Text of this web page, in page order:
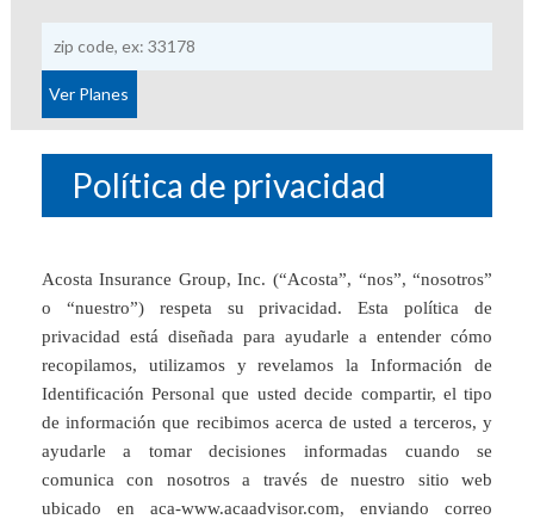
Política de privacidad
Acosta Insurance Group, Inc. (“Acosta”, “nos”, “nosotros”
o “nuestro”) respeta su privacidad. Esta política de
privacidad está diseñada para ayudarle a entender cómo
recopilamos, utilizamos y revelamos la Información de
Identificación Personal que usted decide compartir, el tipo
de información que recibimos acerca de usted a terceros, y
ayudarle a tomar decisiones informadas cuando se
comunica con nosotros a través de nuestro sitio web
ubicado en aca-www.acaadvisor.com, enviando correo